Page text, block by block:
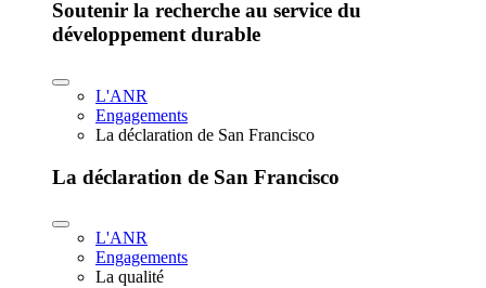
Soutenir la recherche au service du
développement durable
L'ANR
Engagements
La déclaration de San Francisco
La déclaration de San Francisco
L'ANR
Engagements
La qualité